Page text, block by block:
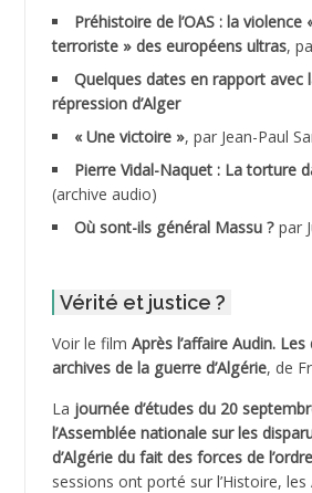
ADDAD
ADDALA Boualem*
ADDANE
ADDECHE Rachid
ADELIOUAT Vve AIT SAADA
ADJANI Khaled
ADJAOUT
ADNI Mohamed Akli
Préhistoire de l’OAS : la violence
terroriste » des européens ultras,
Quelques dates en rapport avec
répression d’Alger
« Une victoire », par Jean-Paul
Pierre Vidal-Naquet : La torture
(archive audio)
Où sont-ils général Massu ? par
Vérité et justice ?
Voir le film Après l’affaire Audin.
archives de la guerre d’Algérie, de
La journée d’études du 20
l’Assemblée nationale sur les
d’Algérie du fait des forces de
sessions ont porté sur l’Histoire, les